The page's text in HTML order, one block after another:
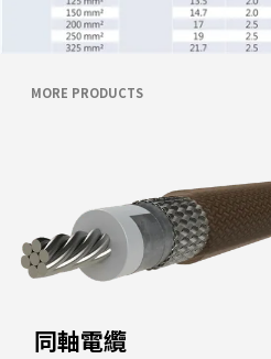
MORE PRODUCTS
同軸電纜